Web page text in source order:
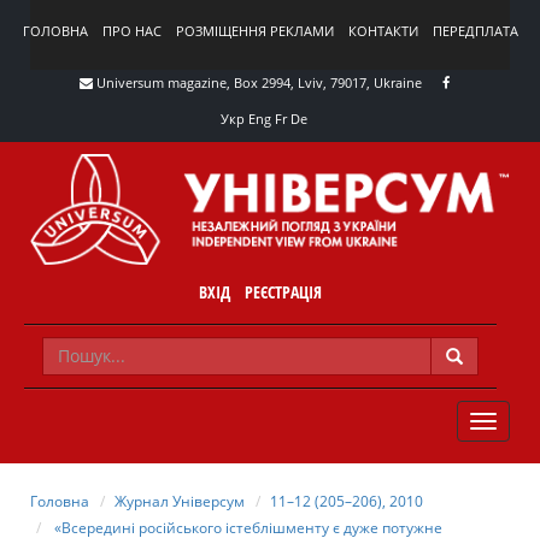
ГОЛОВНА ПРО НАС РОЗМІЩЕННЯ РЕКЛАМИ КОНТАКТИ ПЕРЕДПЛАТА
Universum magazine, Box 2994, Lviv, 79017, Ukraine
Укр Eng Fr De
ВХІД РЕЄСТРАЦІЯ
TOGGLE
Головна Журнал Універсум
11–12 (205–206), 2010
«Всередині російського істеблішменту є дуже потужне